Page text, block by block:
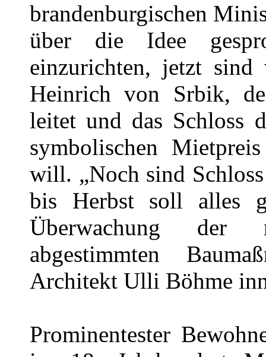
brandenburgischen
über die Idee
einzurichten, jetzt
Heinrich von Srbik,
leitet und das Schloss
symbolischen
will. „Noch sind
bis Herbst soll alles
Überwachung der
abgestimmten
Architekt Ulli Böhme
Prominentester